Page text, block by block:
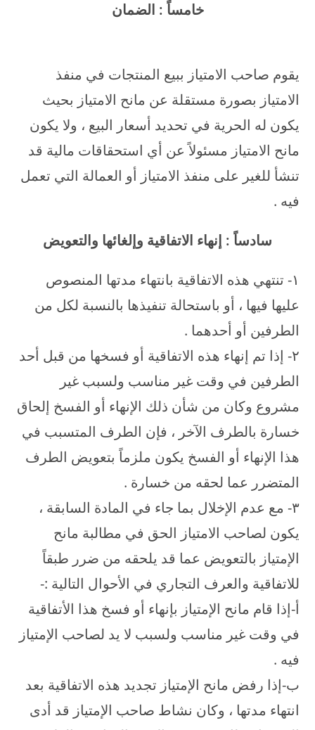
خامساً : الضمان
يقوم صاحب الامتياز ببيع المنتجات في منفذ
الامتياز بصورة مستقلة عن مانح الامتياز بحيث
يكون له الحرية في تحديد أسعار البيع ، ولا يكون
مانح الامتياز مسئولاً عن أي استحقاقات مالية قد
تنشأ للغير على منفذ الامتياز أو العمالة التي تعمل
فيه .
سادساً : إنهاء الاتفاقية وإلغائها والتعويض
۱- تنتهي هذه الاتفاقية بانتهاء مدتها المنصوص
عليها فيها ، أو باستحالة تنفيذها بالنسبة لكل من
الطرفين أو أحدهما .
۲- إذا تم إنهاء هذه الاتفاقية أو فسخها من قبل أحد
الطرفين في وقت غير مناسب ولسبب غير
مشروع وكان من شأن ذلك الإنهاء أو الفسخ إلحاق
خسارة بالطرف الآخر ، فإن الطرف المتسبب في
هذا الإنهاء أو الفسخ يكون ملزماً بتعويض الطرف
المتضرر عما لحقه من خسارة .
۳- مع عدم الإخلال بما جاء في المادة السابقة ،
يكون لصاحب الامتياز الحق في مطالبة مانح
الإمتياز بالتعويض عما قد يلحقه من ضرر طبقاً
للاتفاقية والعرف التجاري في الأحوال التالية :-
أ‌-إذا قام مانح الإمتياز بإنهاء أو فسخ هذا الأتفاقية
في وقت غير مناسب ولسبب لا يد لصاحب الإمتياز
فيه .
ب‌-إذا رفض مانح الإمتياز تجديد هذه الاتفاقية بعد
انتهاء مدتها ، وكان نشاط صاحب الإمتياز قد أدى